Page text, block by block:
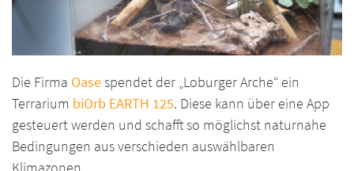
Die Firma Oasespendet der „Loburger Arche“ ein
Terrarium biOrb EARTH 125. Diese kann über eine App
gesteuert werden und schafft so möglichst naturnahe
Bedingungen aus verschieden auswählbaren